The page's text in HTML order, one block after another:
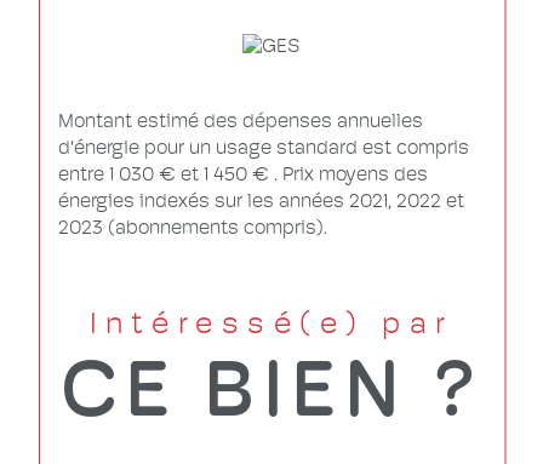
Montant estimé des dépenses annuelles
d'énergie pour un usage standard est compris
entre 1 030 € et 1 450 € . Prix moyens des
énergies indexés sur les années 2021, 2022 et
2023 (abonnements compris).
Intéressé(e) par
CE BIEN ?